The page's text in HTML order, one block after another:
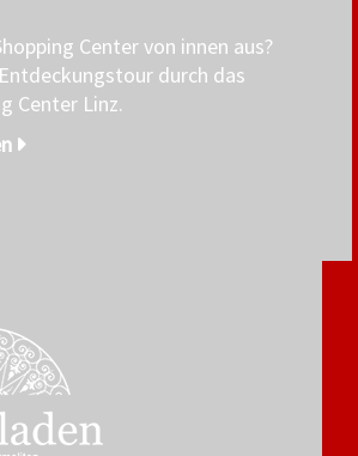
Center von innen aus?
durch das
Center Linz.